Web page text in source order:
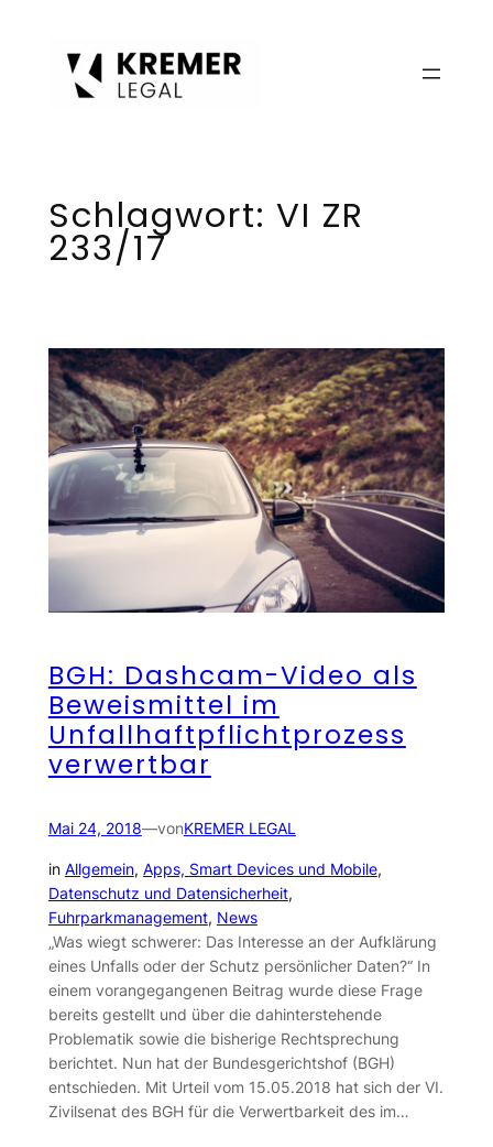
Schlagwort: VI ZR
233/17
BGH: Dashcam-Video als
Beweismittel im
Unfallhaftpflichtprozess
verwertbar
Mai 24, 2018—vonKREMER LEGAL
in Allgemein, Apps, Smart Devices und Mobile
Datenschutz und Datensicherheit
Fuhrparkmanagement, News
„Was wiegt schwerer: Das Interesse an der Aufklärung
eines Unfalls oder der Schutz persönlicher Daten?“ In
einem vorangegangenen Beitrag wurde diese Frage
bereits gestellt und über die dahinterstehende
Problematik sowie die bisherige Rechtsprechung
berichtet. Nun hat der Bundesgerichtshof (BGH)
entschieden. Mit Urteil vom 15.05.2018 hat sich der VI.
Zivilsenat des BGH für die Verwertbarkeit des im…